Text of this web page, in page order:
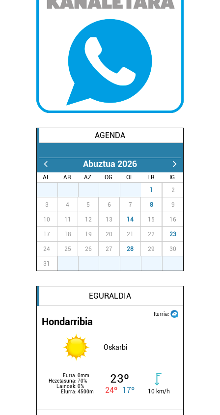
zure baimena Cookieen adierazpenean.
Webgune honek cookie propioak eta hirugarrenen cookie-
fitxategiak erabiltzen ditu. Zure esperientzia eta
zerbitzuak hobetzeko asmoz, cookie teknologiaz
baliatzen gara. Ohar hau onartuz gero, teknologia hori
erabiltzeko baimen esplizitua ematen diguzu.
AGENDA
Abuztua 2026
AL. AR. AZ. OG. OL. LR.
IG.
1 2
3 4 5 6 7 8 9
10 11 12 13 14 15 16
17 18 19 20 21 22 23
24 25 26 27 28 29 30
31
EGURALDIA
Iturria:
Hondarribia
Oskarbi
Euria: 0mm
Hezetasuna: 70%
Lainoak: 0%
Elurra: 4500m
23º
24º 17º 10 km/h